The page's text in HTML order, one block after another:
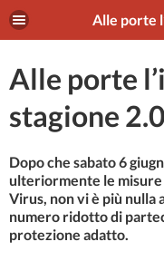
Alle porte
Alle porte
stagione 2.0
Dopo che sabato 6
ulteriormente le
Virus, non vi è più nulla
numero ridotto di
protezione adatto.